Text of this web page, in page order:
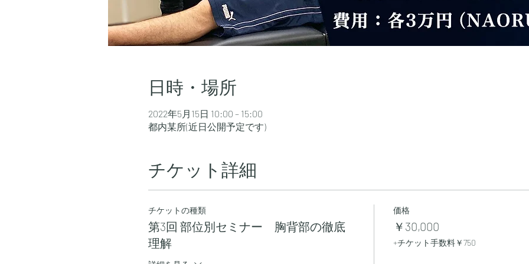
日時・場所
2022年5月15日 10:00 – 15:00
都内某所(近日公開予定です)
チケット詳細
チケットの種類
第3回 部位別セミナー 胸背部の徹底
理解
価格
￥30,000
+チケット手数料￥750